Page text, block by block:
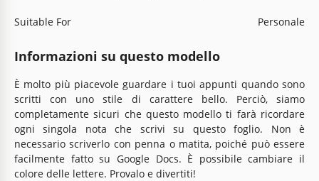
Suitable For Personale
Informazioni su questo modello
È molto più piacevole guardare i tuoi appunti quando sono
scritti con uno stile di carattere bello. Perciò, siamo
completamente sicuri che questo modello ti farà ricordare
ogni singola nota che scrivi su questo foglio. Non è
necessario scriverlo con penna o matita, poiché può essere
facilmente fatto su Google Docs. È possibile cambiare il
colore delle lettere. Provalo e divertiti!